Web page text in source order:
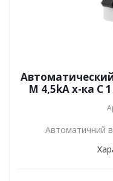
M 4,5kA х-ка C
Автоматичний